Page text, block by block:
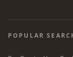
POPULAR